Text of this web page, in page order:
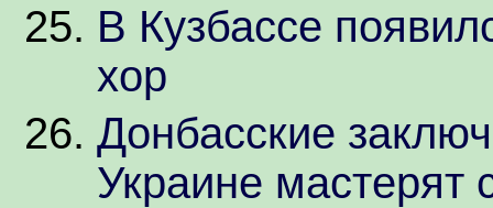
В Кузбассе
хор
Донбасские
Украине мастерят